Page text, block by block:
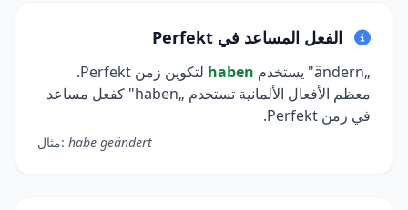
الفعل المساعد في Perfekt
„ändern" يستخدم haben
لتكوين زمن Perfekt.
معظم الأفعال الألمانية تستخدم „haben" كفعل مساعد
في زمن Perfekt.
مثال: habe geändert